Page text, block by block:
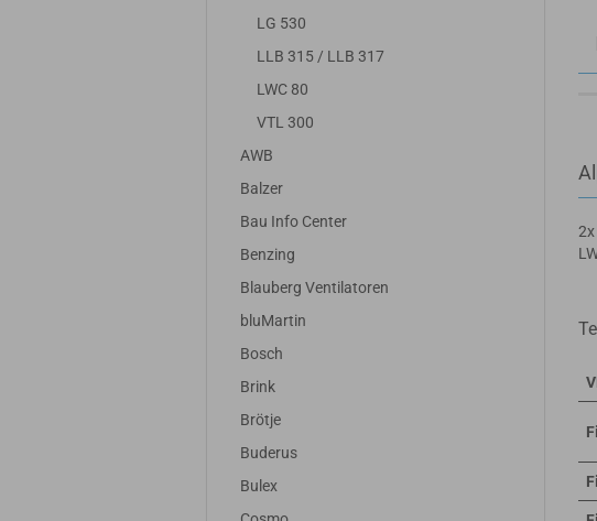
LG 530
LLB 315 / LLB 317
LWC 80
VTL 300
AWB
Balzer
Bau Info Center
Benzing
Blauberg Ventilatoren
bluMartin
Bosch
Brink
Brötje
Buderus
Bulex